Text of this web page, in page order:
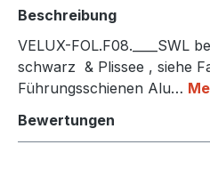
Beschreibung
VELUX-FOL.F08.____SWL
schwarz & Plissee , siehe
Führungsschienen Alu…
Bewertungen